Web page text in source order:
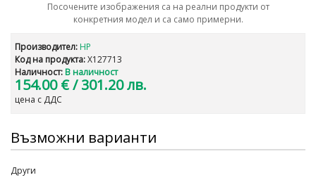
Посочените изображения са на реални продукти от
конкретния модел и са само примерни.
Производител: HP
Код на продукта:X127713
Наличност: В наличност
154.00 €/ 301.20 лв.
цена с ДДС
Възможни варианти
Други